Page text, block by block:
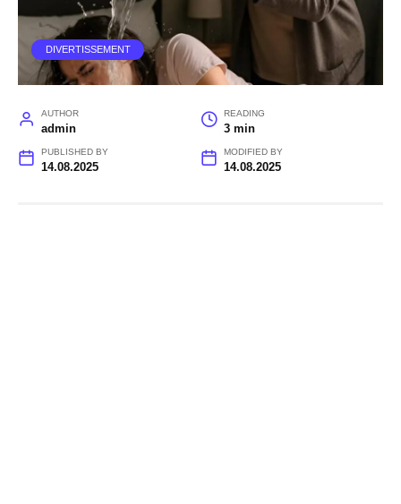
DIVERTISSEMENT
AUTHOR
admin
READING
3 min
PUBLISHED BY
14.08.2025
MODIFIED BY
14.08.2025